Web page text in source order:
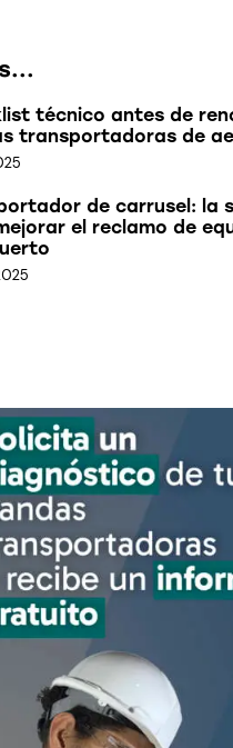
técnico antes de
transportadoras de
de carrusel: la
el reclamo de